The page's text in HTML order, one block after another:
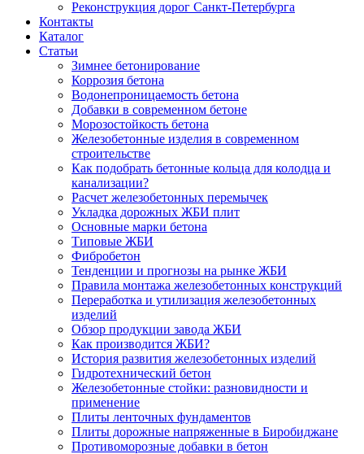
Реконструкция дорог Санкт-Петербурга
Контакты
Каталог
Статьи
Зимнее бетонирование
Коррозия бетона
Водонепроницаемость бетона
Добавки в современном бетоне
Морозостойкость бетона
Железобетонные изделия в современном
строительстве
Как подобрать бетонные кольца для колодца и
канализации?
Расчет железобетонных перемычек
Укладка дорожных ЖБИ плит
Основные марки бетона
Типовые ЖБИ
Фибробетон
Тенденции и прогнозы на рынке ЖБИ
Правила монтажа железобетонных конструкций
Переработка и утилизация железобетонных
изделий
Обзор продукции завода ЖБИ
Как производится ЖБИ?
История развития железобетонных изделий
Гидротехнический бетон
Железобетонные стойки: разновидности и
применение
Плиты ленточных фундаментов
Плиты дорожные напряженные в Биробиджане
Противоморозные добавки в бетон